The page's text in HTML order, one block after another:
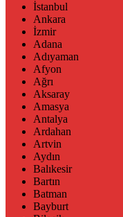
İstanbul
Ankara
İzmir
Adana
Adıyaman
Afyon
Ağrı
Aksaray
Amasya
Antalya
Ardahan
Artvin
Aydın
Balıkesir
Bartın
Batman
Bayburt